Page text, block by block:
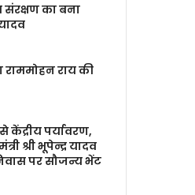
संरक्षण का बना
राममोहन राय की
केंद्रीय पर्यावरण,
श्री भूपेन्द्र यादव
पर सौजन्य भेंट